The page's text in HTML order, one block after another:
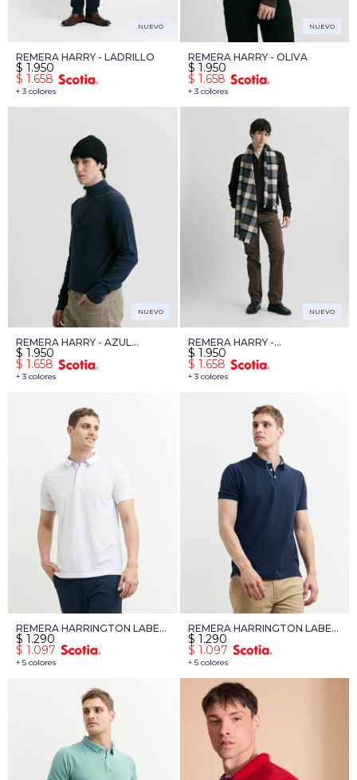
NUEVO
REMERA HARRY - LADRILLO
+ 3 colores
$ 1.950
$ 1.658
NUEVO
REMERA HARRY - OLIVA
+ 3 colores
$ 1.950
$ 1.658
NUEVO
REMERA HARRY - AZUL
PIEDRA MELANGE
+ 3 colores
$ 1.950
$ 1.658
NUEVO
REMERA HARRY -
CHOCOLATE
+ 3 colores
$ 1.950
$ 1.658
REMERA HARRINGTON LABEL
- BLANCO
+ 5 colores
$ 1.290
$ 1.097
REMERA HARRINGTON LABEL
- AZUL OSCURO
+ 5 colores
$ 1.290
$ 1.097